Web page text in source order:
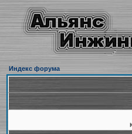
Индекс форума